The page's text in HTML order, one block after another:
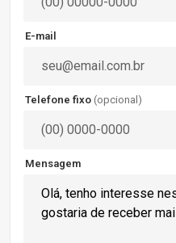
E-mail
Telefone fixo (opcional)
Mensagem